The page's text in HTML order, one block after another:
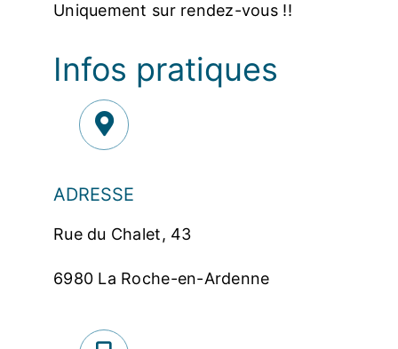
Uniquement sur rendez-vous !!
Infos pratiques
ADRESSE
Rue du Chalet, 43
6980 La Roche-en-Ardenne